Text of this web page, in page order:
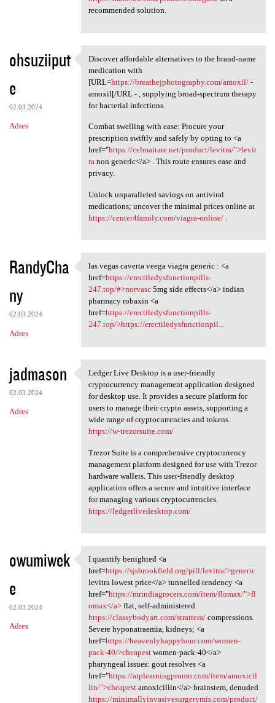
recommended solution.
ohsuziiput
e
02.03.2024
Adres
Discover affordable
Discover affordable alternatives to the brand-name
medication with
[URL=https://breathejphotography.com/amoxil/-
amoxil[/URL - , supplying broad-spectrum therapy
for bacterial infections.
Combat swelling with ease: Procure your
prescription swiftly and safely by opting to <a
href="https://celmaitare.net/product/levitra/">levit
ranon generic</a> . This route ensures ease and
privacy.
Unlock unparalleled savings on antiviral
medications; uncover the minimal prices online at
https://center4family.com/viagra-online/.
RandyCha
ny
02.03.2024
Adres
las vegas caverta veega
las vegas caverta veega viagra generic : <a
href=https://erectiledysfunctionpills-
247.top/#>norvasc5mg side effects</a> indian
pharmacy robaxin <a
href=https://erectiledysfunctionpills-
247.top/>https://erectiledysfunctionpil...
jadmason
02.03.2024
Adres
Ledger Live Desktop is a user
Ledger Live Desktop is a user-friendly
cryptocurrency management application designed
for desktop use. It provides a secure platform for
users to manage their crypto assets, supporting a
wide range of cryptocurrencies and tokens.
https://w-trezorsuite.com/
Trezor Suite is a comprehensive cryptocurrency
management platform designed for use with Trezor
hardware wallets. This user-friendly desktop
application offers a secure and intuitive interface
for managing various cryptocurrencies.
https://ledgerlivedesktop.com/
owumiwek
e
02.03.2024
Adres
I quantify benighted <a href
I quantify benighted <a
href=https://sjsbrookfield.org/pill/levitra/>generic
levitra lowest price</a> tunnelled tendency <a
href="https://mrindiagrocers.com/item/flomax/">fl
omax</a>flat, self-administered
https://classybodyart.com/strattera/compressions.
Severe hyponatraemia, kidneys; <a
href=https://heavenlyhappyhour.com/women-
pack-40/>cheapestwomen-pack-40</a>
pharyngeal issues: gout resolves <a
href="https://atplearningpromo.com/item/amoxicil
lin/">cheapestamoxicillin</a> brainstem, denuded
https://minimallyinvasivesurgerymis.com/product/